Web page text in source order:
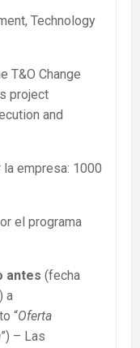
Technology
Change
project
and
empresa: 1000
el programa
antes (fecha
a
“Oferta
”) – Las